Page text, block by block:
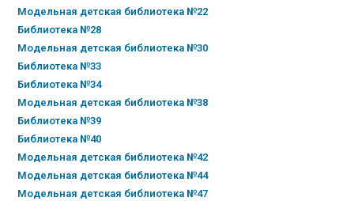
Модельная детская библиотека №22
Библиотека №28
Модельная детская библиотека №30
Библиотека №33
Библиотека №34
Модельная детская библиотека №38
Библиотека №39
Библиотека №40
Модельная детская библиотека №42
Модельная детская библиотека №44
Модельная детская библиотека №47